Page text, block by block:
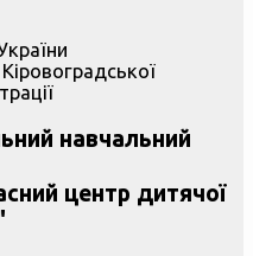
навчальний
центр дитячої